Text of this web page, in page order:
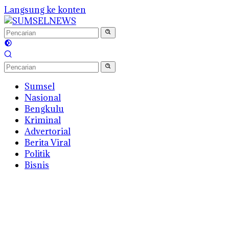
Langsung ke konten
Sumsel
Nasional
Bengkulu
Kriminal
Advertorial
Berita Viral
Politik
Bisnis